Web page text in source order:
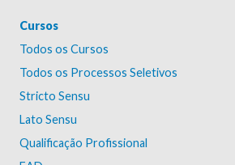
Cursos
Todos os Cursos
Todos os Processos Seletivos
Stricto Sensu
Lato Sensu
Qualificação Profissional